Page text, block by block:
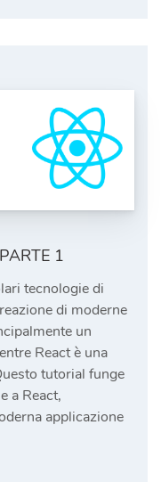
1
tecnologie di
di moderne
un
React è una
tutorial funge
a React,
applicazione